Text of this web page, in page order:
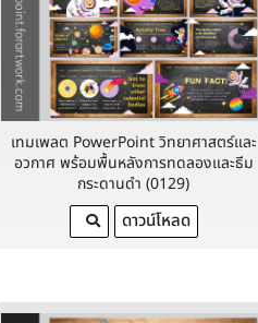
เทมเพลต PowerPoint วิทยาศาสตร์และ
อวกาศ พร้อมพื้นหลังการทดลองและธีม
กระดานดำ (0129)
ดาวน์โหลด